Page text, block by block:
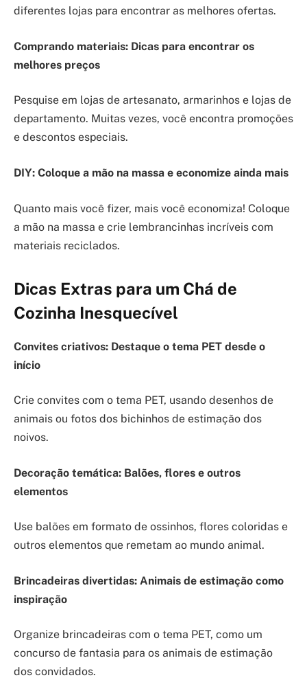
diferentes lojas para encontrar as melhores ofertas.
Comprando materiais: Dicas para encontrar os
melhores preços
Pesquise em lojas de artesanato, armarinhos e lojas de
departamento. Muitas vezes, você encontra promoções
e descontos especiais.
DIY: Coloque a mão na massa e economize ainda mais
Quanto mais você fizer, mais você economiza! Coloque
a mão na massa e crie lembrancinhas incríveis com
materiais reciclados.
Dicas Extras para um Chá de
Cozinha Inesquecível
Convites criativos: Destaque o tema PET desde o
início
Crie convites com o tema PET, usando desenhos de
animais ou fotos dos bichinhos de estimação dos
noivos.
Decoração temática: Balões, flores e outros
elementos
Use balões em formato de ossinhos, flores coloridas e
outros elementos que remetam ao mundo animal.
Brincadeiras divertidas: Animais de estimação como
inspiração
Organize brincadeiras com o tema PET, como um
concurso de fantasia para os animais de estimação
dos convidados.